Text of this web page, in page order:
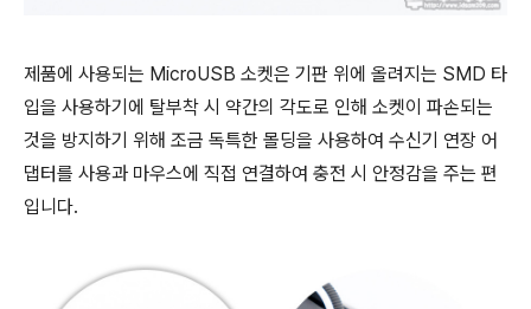
제품에 사용되는 MicroUSB 소켓은 기판 위에 올려지는 SMD 타
입을 사용하기에 탈부착 시 약간의 각도로 인해 소켓이 파손되는
것을 방지하기 위해 조금 독특한 몰딩을 사용하여 수신기 연장 어
댑터를 사용과 마우스에 직접 연결하여 충전 시 안정감을 주는 편
입니다.